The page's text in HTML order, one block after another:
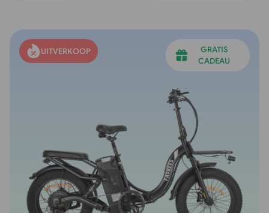
:
UITVERKOOP
GRATIS
CADEAU